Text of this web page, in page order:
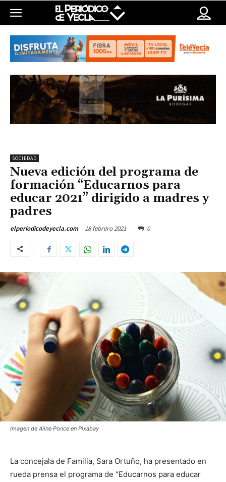
SOCIEDAD
Nueva edición del programa de
formación “Educarnos para
educar 2021” dirigido a madres y
padres
elperiodicodeyecla.com 18 febrero 2021 0
Imagen de Aline Ponce en Pixabay
La concejala de Familia, Sara Ortuño, ha presentado en
rueda prensa el programa de “Educarnos para educar